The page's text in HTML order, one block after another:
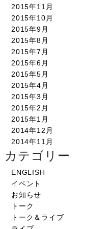
2015年11月
2015年10月
2015年9月
2015年8月
2015年7月
2015年6月
2015年5月
2015年4月
2015年3月
2015年2月
2015年1月
2014年12月
2014年11月
カテゴリー
ENGLISH
イベント
お知らせ
トーク
トーク＆ライブ